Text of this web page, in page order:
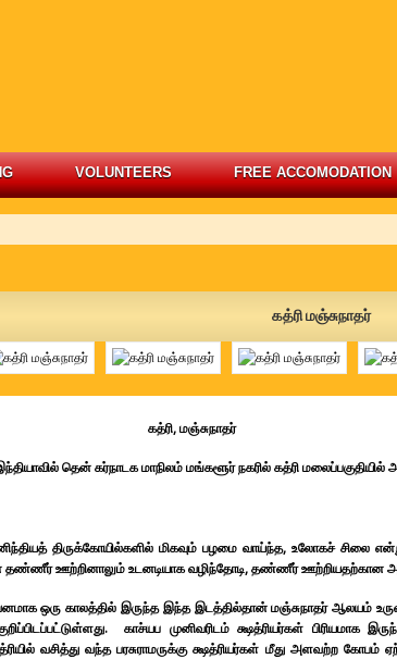
VOLUNTEERS FREE ACCOMODATION
கத்ரி மஞ்சுநாதர்
மஞ்சுநாதர்
தென் கர்நாடக மாநிலம் மங்களூர் நகரில் கத்ரி
திருக்கோயில்களில் மிகவும் பழமை வாய்ந்த, உலோகச் சிலை
தண்ணீர் ஊற்றினாலும் உடனடியாக வழிந்தோடி, தண்ணீர் ஊற்றியதற்கான
ஒரு காலத்தில் இருந்த இந்த இடத்தில்தான் மஞ்சுநாதர் ஆலயம்
காச்யப முனிவரிடம் க்ஷத்ரியர்கள் பிரியமாக
வசித்து வந்த பரசுராமருக்கு க்ஷத்ரியர்கள் மீது அளவற்ற